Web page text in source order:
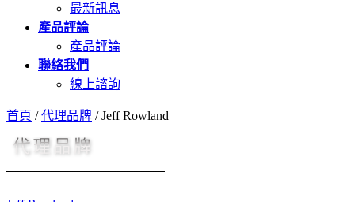
最新訊息
產品評論
產品評論
聯絡我們
線上諮詢
首頁 /代理品牌 /Jeff Rowland